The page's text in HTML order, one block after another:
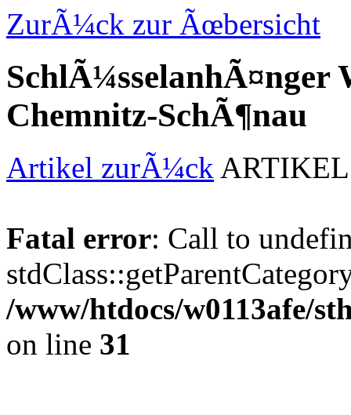
ZurÃ¼ck zur Ãœbersicht
SchlÃ¼sselanhÃ¤nger
Chemnitz-SchÃ¶nau
Artikel zurÃ¼ck
Fatal error: Call to
/www/htdocs/w0113afe/
on line 31